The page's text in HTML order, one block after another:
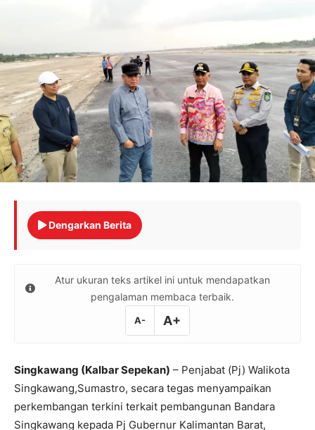
Dengarkan Berita
Atur ukuran teks artikel ini untuk mendapatkan
pengalaman membaca terbaik.
A- A+
Singkawang (Kalbar Sepekan) – Penjabat (Pj) Walikota
Singkawang,Sumastro, secara tegas menyampaikan
perkembangan terkini terkait pembangunan Bandara
Singkawang kepada Pj Gubernur Kalimantan Barat,